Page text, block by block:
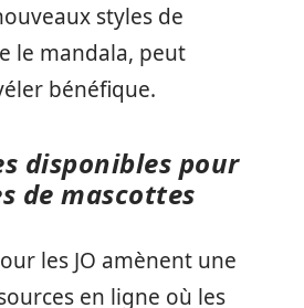
styles de
le mandala, peut
bénéfique.
disponibles pour
de mascottes
les JO amènent une
en ligne où les